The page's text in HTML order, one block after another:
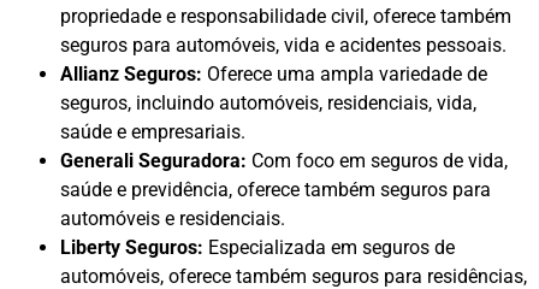
propriedade e responsabilidade civil, oferece também
seguros para automóveis, vida e acidentes pessoais.
Allianz Seguros: Oferece uma ampla variedade de
seguros, incluindo automóveis, residenciais, vida,
saúde e empresariais.
Generali Seguradora: Com foco em seguros de vida,
saúde e previdência, oferece também seguros para
automóveis e residenciais.
Liberty Seguros: Especializada em seguros de
automóveis, oferece também seguros para residências,